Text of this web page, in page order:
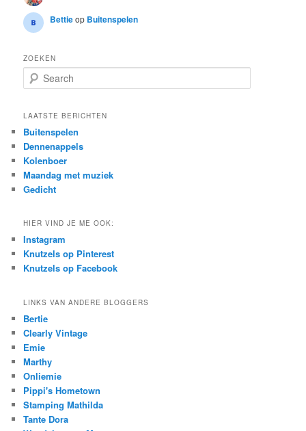
Bettieop Buitenspelen
ZOEKEN
e
r
h
LAATSTE BERICHTEN
Buitenspelen
Dennenappels
Kolenboer
Maandag met muziek
Gedicht
HIER VIND JE ME OOK:
Instagram
Knutzels op Pinterest
Knutzels op Facebook
LINKS VAN ANDERE BLOGGERS
Bertie
Clearly Vintage
Emie
Marthy
Onliemie
Pippi's Hometown
Stamping Mathilda
Tante Dora